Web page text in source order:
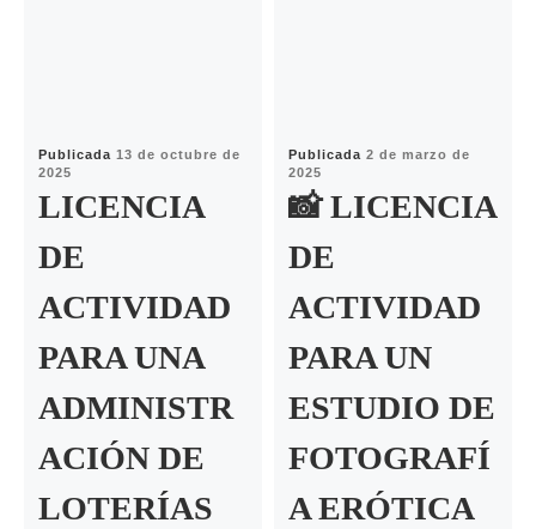
Publicada13 de octubre de
2025
LICENCIA
DE
ACTIVIDAD
PARA UNA
ADMINISTR
ACIÓN DE
LOTERÍAS
Publicada2 de marzo de
2025
📸 LICENCIA
DE
ACTIVIDAD
PARA UN
ESTUDIO DE
FOTOGRAFÍ
A ERÓTICA